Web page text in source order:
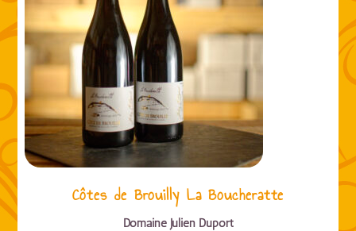
Côtes de Brouilly La Boucheratte
Domaine Julien Duport